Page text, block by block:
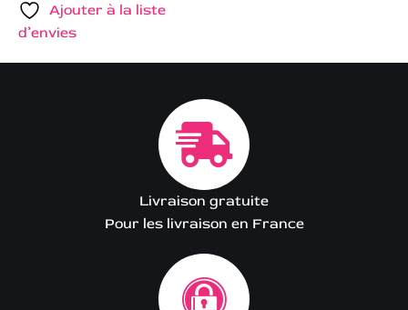
Ajouter à la liste
d’envies
Livraison gratuite
Pour les livraison en France